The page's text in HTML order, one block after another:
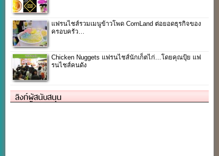
แฟรนไชส์รวมเมนูข้าวโพด CornLand ต่อยอดธุรกิจของ
ครอบครัว…
Chicken Nuggets แฟรนไชส์นักเก็ตไก่…โดยคุณปุ้ย แฟ
รนไชส์คนดัง
ลิงก์ผู้สนับสนุน